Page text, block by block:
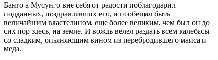
Банго а Мусунго вне себя от радости поблагодарил
подданных, поздравлявших его, и пообещал быть
величайшим властелином, еще более великим, чем был он до
сих пор здесь, на земле. И вождь велел раздать всем калебасы
со сладким, опьяняющим вином из перебродившего маиса и
меда.